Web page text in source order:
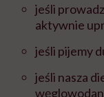
jeśli
aktywnie
jeśli pijemy
jeśli nasza